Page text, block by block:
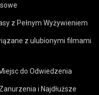
z Pełnym Wyżywieniem
z ulubionymi filmami
do Odwiedzenia
i Najdłuższe